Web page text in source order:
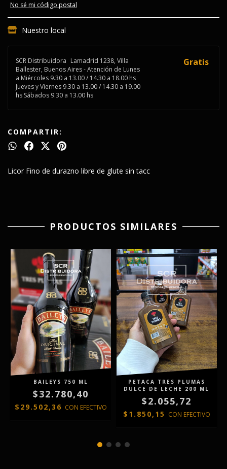
No sé mi código postal
Nuestro local
SCR Distribuidora Lamadrid 1238, Villa
Ballester, Buenos Aires - Atención de Lunes
a Miércoles 9.30 a 13.00 / 14.30 a 18.00 hs
Jueves y Viernes 9.30 a 13.00 / 14.30 a 19.00
hs Sábados 9.30 a 13.00 hs
Gratis
COMPARTIR:
Licor Fino de durazno libre de glute sin tacc
PRODUCTOS SIMILARES
BAILEYS 750 ML
$32.780,40
$29.502,36 CON EFECTIVO
PETACA TRES PLUMAS
DULCE DE LECHE 200 ML
$2.055,72
$1.850,15 CON EFECTIVO